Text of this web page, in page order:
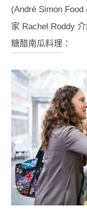
(André Simon
家 Rachel Roddy
糖醋南瓜料理 ：